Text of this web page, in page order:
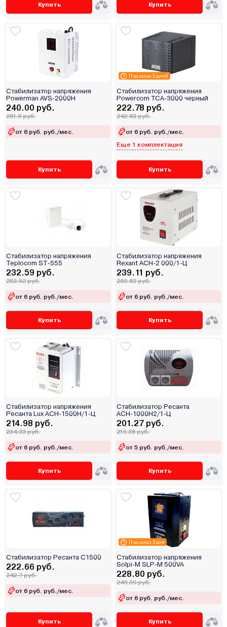
Купить Купить
Стабилизатор напряжения
Powerman AVS-2000Н
240.00 руб.
261.6 руб.
от 6 руб. руб./мес.
Купить
Под заказ 5 дней
Стабилизатор напряжения
Powercom TCA-3000 черный
222.78 руб.
242.83 руб.
от 6 руб. руб./мес.
Еще 1 комплектация
Купить
Стабилизатор напряжения
Teplocom ST-555
232.59 руб.
253.52 руб.
от 6 руб. руб./мес.
Купить
Стабилизатор напряжения
Rexant AСН-2 000/1-Ц
239.11 руб.
260.63 руб.
от 6 руб. руб./мес.
Купить
Стабилизатор напряжения
Ресанта Lux АСН-1500Н/1-Ц
214.98 руб.
234.33 руб.
от 6 руб. руб./мес.
Купить
Стабилизатор Ресанта
АСН-1000Н2/1-Ц
201.27 руб.
219.38 руб.
от 5 руб. руб./мес.
Купить
Стабилизатор Ресанта С1500
222.66 руб.
242.7 руб.
от 6 руб. руб./мес.
Купить
Под заказ 3 дня
Стабилизатор напряжения
Solpi-M SLP-M 500VA
228.80 руб.
249.39 руб.
от 6 руб. руб./мес.
Купить